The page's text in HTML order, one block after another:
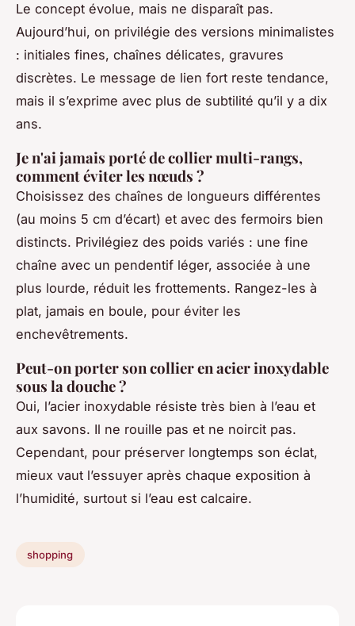
Le concept évolue, mais ne disparaît pas.
Aujourd’hui, on privilégie des versions minimalistes
: initiales fines, chaînes délicates, gravures
discrètes. Le message de lien fort reste tendance,
mais il s’exprime avec plus de subtilité qu’il y a dix
ans.
Je n'ai jamais porté de collier multi-rangs,
comment éviter les nœuds ?
Choisissez des chaînes de longueurs différentes
(au moins 5 cm d’écart) et avec des fermoirs bien
distincts. Privilégiez des poids variés : une fine
chaîne avec un pendentif léger, associée à une
plus lourde, réduit les frottements. Rangez-les à
plat, jamais en boule, pour éviter les
enchevêtrements.
Peut-on porter son collier en acier inoxydable
sous la douche ?
Oui, l’acier inoxydable résiste très bien à l’eau et
aux savons. Il ne rouille pas et ne noircit pas.
Cependant, pour préserver longtemps son éclat,
mieux vaut l’essuyer après chaque exposition à
l’humidité, surtout si l’eau est calcaire.
shopping